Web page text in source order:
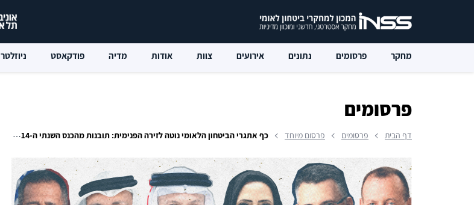
מחקר פרסומים נתונים אירועים צוות אודות מדיה פודקאסט ניוזלטר
פרסומים
דף הבית פרסומים פרסום מיוחד כף אתגרי הביטחון הלאומי נוטה לזירה הפנימית: תובנות מהכנס השנתי ה-14 של המכון למחקרי ביטחון לאומי